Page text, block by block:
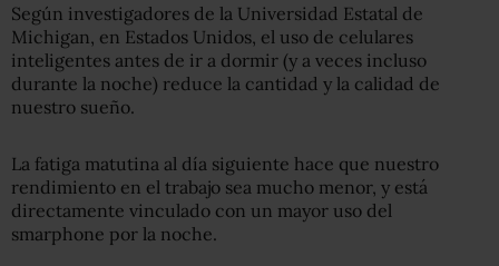
Según investigadores de la Universidad Estatal de
Michigan, en Estados Unidos, el uso de celulares
inteligentes antes de ir a dormir (y a veces incluso
durante la noche) reduce la cantidad y la calidad de
nuestro sueño.
La fatiga matutina al día siguiente hace que nuestro
rendimiento en el trabajo sea mucho menor, y está
directamente vinculado con un mayor uso del
smarphone por la noche.